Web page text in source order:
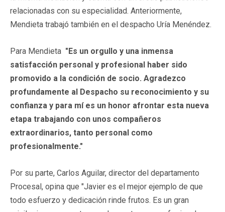
relacionadas con su especialidad. Anteriormente,
Mendieta trabajó también en el despacho Uría Menéndez.
Para Mendieta "Es un orgullo y una inmensa
satisfacción personal y profesional haber sido
promovido a la condición de socio. Agradezco
profundamente al Despacho su reconocimiento y su
confianza y para mí es un honor afrontar esta nueva
etapa trabajando con unos compañeros
extraordinarios, tanto personal como
profesionalmente."
Por su parte, Carlos Aguilar, director del departamento
Procesal, opina que "Javier es el mejor ejemplo de que
todo esfuerzo y dedicación rinde frutos. Es un gran